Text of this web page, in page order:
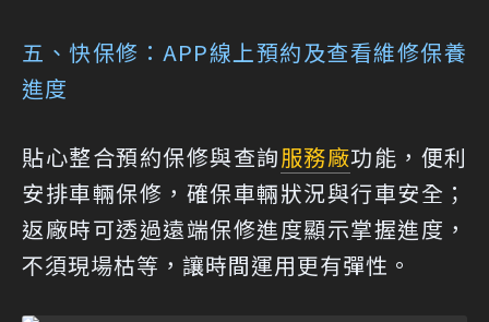
五、快保修：APP線上預約及查看維修保養
進度
貼心整合預約保修與查詢服務廠功能，便利
安排車輛保修，確保車輛狀況與行車安全；
返廠時可透過遠端保修進度顯示掌握進度，
不須現場枯等，讓時間運用更有彈性。